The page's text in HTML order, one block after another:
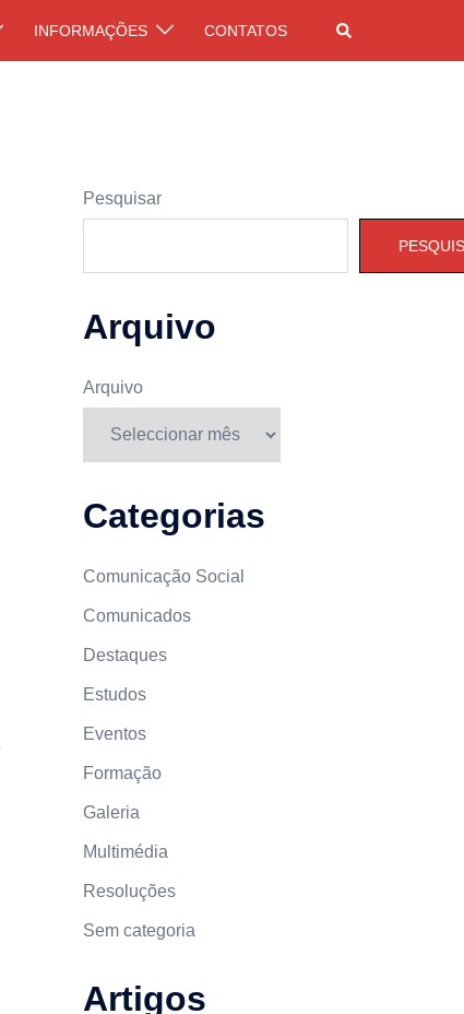
INFORMAÇÕES CONTATOS Pesquisar
Pesquisar
Arquivo
Arquivo
Categorias
Comunicação Social
Comunicados
Destaques
Estudos
Eventos
Formação
Galeria
Multimédia
Resoluções
Sem categoria
Artigos